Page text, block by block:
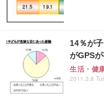
14％が
がGPS
生活・健
2011.3.8